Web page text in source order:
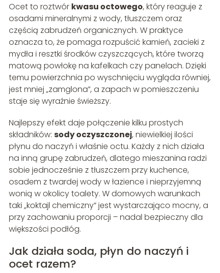
Ocet to roztwór kwasu octowego, który reaguje z
osadami mineralnymi z wody, tłuszczem oraz
częścią zabrudzeń organicznych. W praktyce
oznacza to, że pomaga rozpuścić kamień, zacieki z
mydła i resztki środków czyszczących, które tworzą
matową powłokę na kafelkach czy panelach. Dzięki
temu powierzchnia po wyschnięciu wygląda równiej,
jest mniej „zamglona”, a zapach w pomieszczeniu
staje się wyraźnie świeższy.
Najlepszy efekt daje połączenie kilku prostych
składników: sody oczyszczonej, niewielkiej ilości
płynu do naczyń i właśnie octu. Każdy z nich działa
na inną grupę zabrudzeń, dlatego mieszanina radzi
sobie jednocześnie z tłuszczem przy kuchence,
osadem z twardej wody w łazience i nieprzyjemną
wonią w okolicy toalety. W domowych warunkach
taki „koktajl chemiczny” jest wystarczająco mocny, a
przy zachowaniu proporcji – nadal bezpieczny dla
większości podłóg.
Jak działa soda, płyn do naczyń i
ocet razem?